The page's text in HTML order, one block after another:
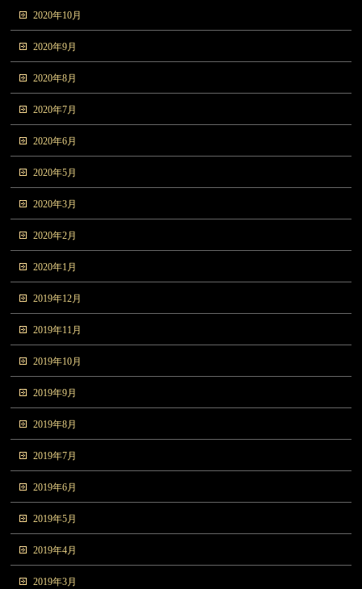
2020年10月
2020年9月
2020年8月
2020年7月
2020年6月
2020年5月
2020年3月
2020年2月
2020年1月
2019年12月
2019年11月
2019年10月
2019年9月
2019年8月
2019年7月
2019年6月
2019年5月
2019年4月
2019年3月